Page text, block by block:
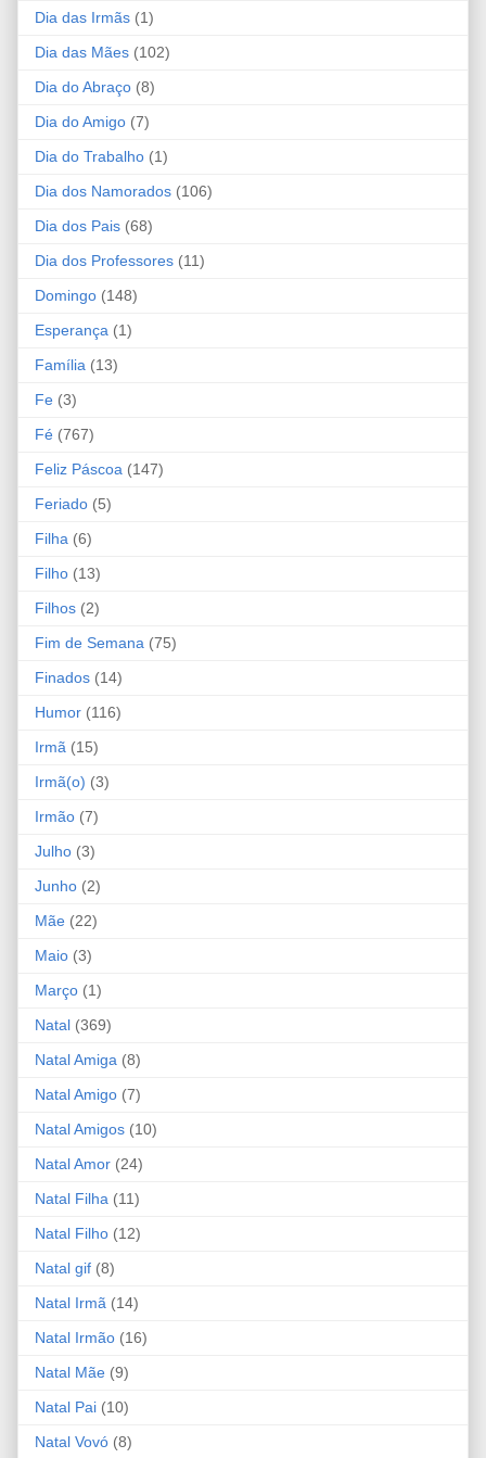
Dia das Irmãs (1)
Dia das Mães (102)
Dia do Abraço (8)
Dia do Amigo (7)
Dia do Trabalho (1)
Dia dos Namorados (106)
Dia dos Pais (68)
Dia dos Professores (11)
Domingo (148)
Esperança (1)
Família (13)
Fe (3)
Fé (767)
Feliz Páscoa (147)
Feriado (5)
Filha (6)
Filho (13)
Filhos (2)
Fim de Semana (75)
Finados (14)
Humor (116)
Irmã (15)
Irmã(o) (3)
Irmão (7)
Julho (3)
Junho (2)
Mãe (22)
Maio (3)
Março (1)
Natal (369)
Natal Amiga (8)
Natal Amigo (7)
Natal Amigos (10)
Natal Amor (24)
Natal Filha (11)
Natal Filho (12)
Natal gif (8)
Natal Irmã (14)
Natal Irmão (16)
Natal Mãe (9)
Natal Pai (10)
Natal Vovó (8)